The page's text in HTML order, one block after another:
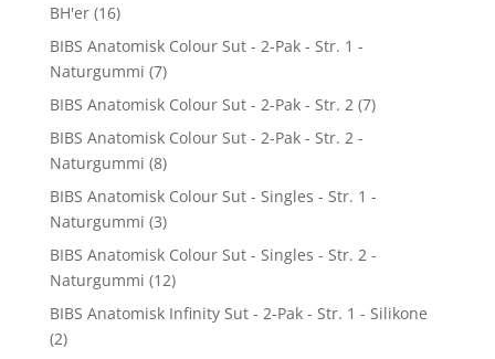
BH'er (16)
BIBS Anatomisk Colour Sut - 2-Pak - Str. 1 -
Naturgummi (7)
BIBS Anatomisk Colour Sut - 2-Pak - Str. 2 (7)
BIBS Anatomisk Colour Sut - 2-Pak - Str. 2 -
Naturgummi (8)
BIBS Anatomisk Colour Sut - Singles - Str. 1 -
Naturgummi (3)
BIBS Anatomisk Colour Sut - Singles - Str. 2 -
Naturgummi (12)
BIBS Anatomisk Infinity Sut - 2-Pak - Str. 1 - Silikone
(2)